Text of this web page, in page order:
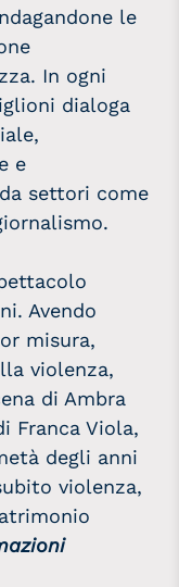
le
In ogni
dialoga
e
settori come
Avendo
misura,
violenza,
di Ambra
Franca Viola,
degli anni
violenza,